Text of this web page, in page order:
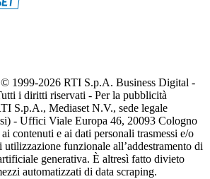
1999-2026 RTI S.p.A. Business Digital -
i diritti riservati - Per la pubblicità
S.p.A., Mediaset N.V., sede legale
- Uffici Viale Europa 46, 20093 Cologno
contenuti e ai dati personali trasmessi e/o
funzionale all’addestramento di
generativa. È altresì fatto divieto
automatizzati di data scraping.